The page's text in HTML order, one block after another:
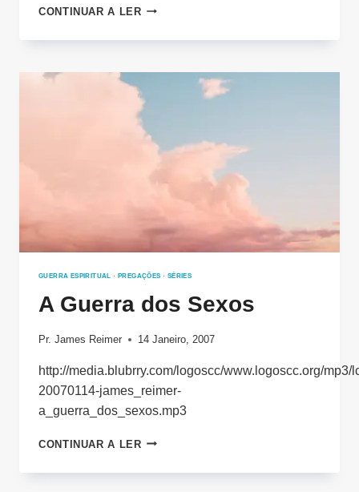
CONTINUAR A LERFAVOR:
ARMA
VENCE
INIMIGO
GUERRA ESPIRITUAL · PREGAÇÕES · SÉRIES
A Guerra dos Sexos
Pr. James Reimer 14 Janeiro, 2007
http://media.blubrry.com/logoscc/www.logoscc.org/mp3/
20070114-james_reimer-
a_guerra_dos_sexos.mp3
CONTINUAR A LERA
DOS